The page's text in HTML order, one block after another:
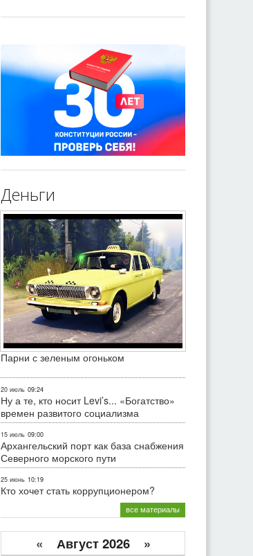
Деньги
Парни с зеленым огоньком
20 июль 09:24
Ну а те, кто носит Levi’s... «Богатство»
времен развитого социализма
15 июль 09:00
Архангельский порт как база снабжения
Северного морского пути
25 июнь 10:19
Кто хочет стать коррупционером?
все материалы
« Август 2026 »